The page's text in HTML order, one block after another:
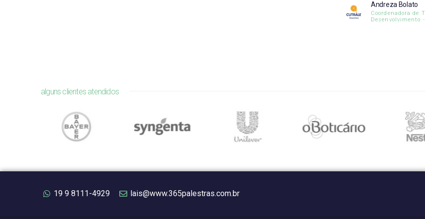
Andreza Bolato
Coordenadora de
Desenvolvimento
alguns clientes atendidos
19 9 8111-4929 lais@www.365palestras.com.br